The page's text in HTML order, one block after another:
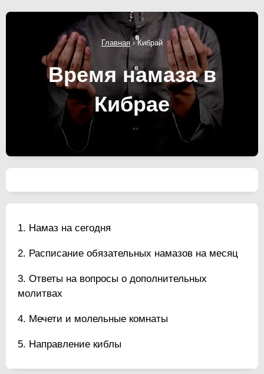
Главная›Кибрай
Время намаза в
Кибрае
Намаз на сегодня
Расписание обязательных намазов на месяц
Ответы на вопросы о дополнительных
молитвах
Мечети и молельные комнаты
Направление киблы